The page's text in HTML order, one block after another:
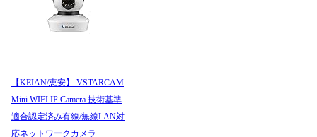
【KEIAN/恵安】 VSTARCAM
Mini WIFI IP Camera 技術基準
適合認定済み有線/無線LAN対
応ネットワークカメラ